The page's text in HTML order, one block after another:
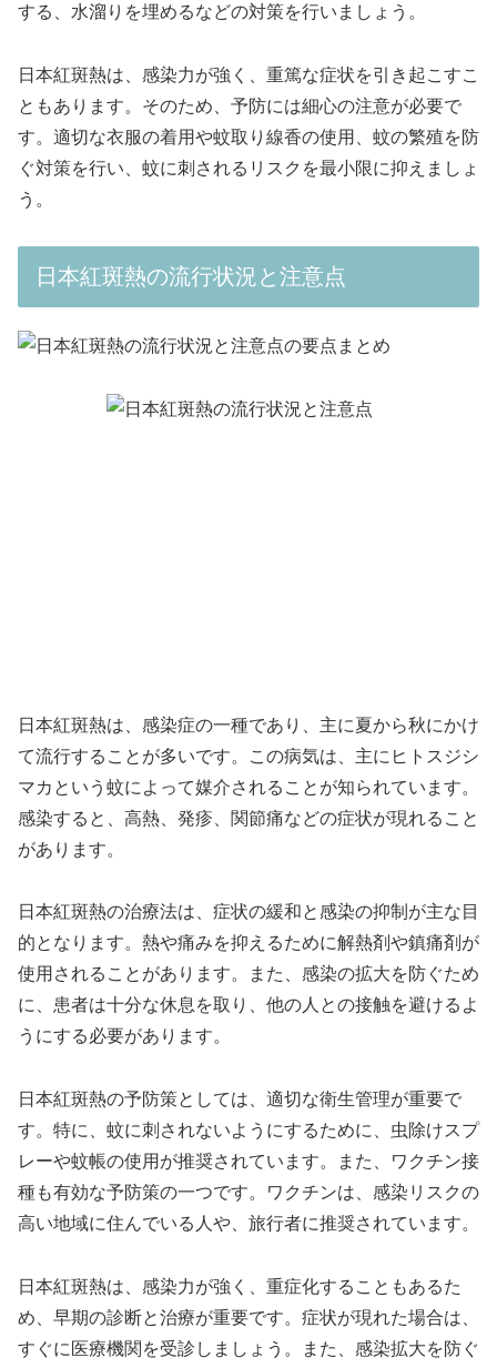
する、水溜りを埋めるなどの対策を行いましょう。
日本紅斑熱は、感染力が強く、重篤な症状を引き起こすこ
ともあります。そのため、予防には細心の注意が必要で
す。適切な衣服の着用や蚊取り線香の使用、蚊の繁殖を防
ぐ対策を行い、蚊に刺されるリスクを最小限に抑えましょ
う。
日本紅斑熱の流行状況と注意点
日本紅斑熱は、感染症の一種であり、主に夏から秋にかけ
て流行することが多いです。この病気は、主にヒトスジシ
マカという蚊によって媒介されることが知られています。
感染すると、高熱、発疹、関節痛などの症状が現れること
があります。
日本紅斑熱の治療法は、症状の緩和と感染の抑制が主な目
的となります。熱や痛みを抑えるために解熱剤や鎮痛剤が
使用されることがあります。また、感染の拡大を防ぐため
に、患者は十分な休息を取り、他の人との接触を避けるよ
うにする必要があります。
日本紅斑熱の予防策としては、適切な衛生管理が重要で
す。特に、蚊に刺されないようにするために、虫除けスプ
レーや蚊帳の使用が推奨されています。また、ワクチン接
種も有効な予防策の一つです。ワクチンは、感染リスクの
高い地域に住んでいる人や、旅行者に推奨されています。
日本紅斑熱は、感染力が強く、重症化することもあるた
め、早期の診断と治療が重要です。症状が現れた場合は、
すぐに医療機関を受診しましょう。また、感染拡大を防ぐ